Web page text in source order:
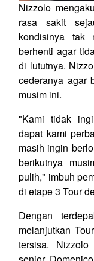
Nizzolo
rasa sakit
kondisinya tak
berhenti agar
di lututnya.
cederanya agar
musim ini.
"Kami tidak
dapat kami
masih ingin
berikutnya
pulih," imbuh
di etape 3 Tour
Dengan
melanjutkan
tersisa.